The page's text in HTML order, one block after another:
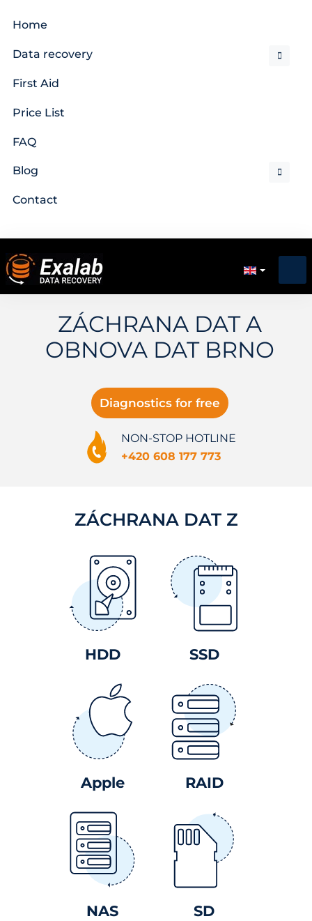
Home
Data recovery
First Aid
Price List
FAQ
Blog
Contact
ZÁCHRANA DAT A
OBNOVA DAT BRNO
Diagnostics for free
NON-STOP HOTLINE
+420 608 177 773
ZÁCHRANA DAT Z
HDD SSD
Apple RAID
NAS SD